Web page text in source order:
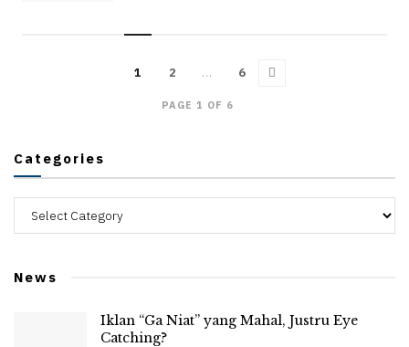
PAGE 1 OF 6
1 2 … 6
Categories
News
Iklan “Ga Niat” yang Mahal, Justru Eye
Catching?